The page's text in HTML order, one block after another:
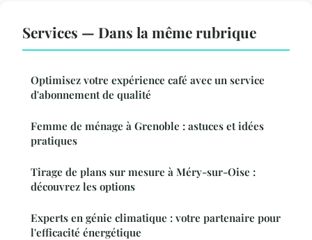
Services — Dans la même rubrique
Optimisez votre expérience café avec un service
d'abonnement de qualité
Femme de ménage à Grenoble : astuces et idées
pratiques
Tirage de plans sur mesure à Méry-sur-Oise :
découvrez les options
Experts en génie climatique : votre partenaire pour
l'efficacité énergétique